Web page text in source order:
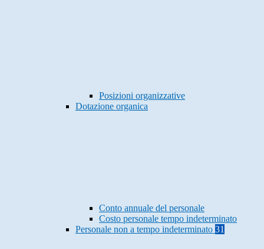
Posizioni organizzative
Dotazione organica
Conto annuale del personale
Costo personale tempo indeterminato
Personale non a tempo indeterminato 31